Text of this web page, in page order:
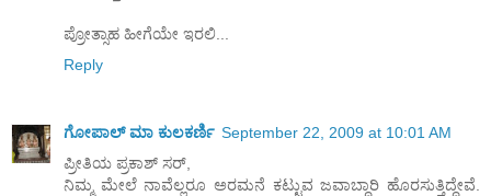
ಪ್ರೋತ್ಸಾಹ ಹೀಗೆಯೇ ಇರಲಿ...
Reply
ಗೋಪಾಲ್ ಮಾ ಕುಲಕರ್ಣಿ September 22, 2009 at 10:01 AM
ಪ್ರೀತಿಯ ಪ್ರಕಾಶ್ ಸರ್,
ನಿಮ್ಮ ಮೇಲೆ ನಾವೆಲ್ಲರೂ ಅರಮನೆ ಕಟ್ಟುವ ಜವಾಬ್ದಾರಿ ಹೊರಸುತ್ತಿದ್ದೇವೆ.